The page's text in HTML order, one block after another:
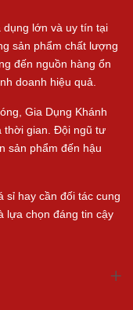
dụng lớn và uy tín tại
sản phẩm chất lượng
đến nguồn hàng ổn
doanh hiệu quả.
Gia Dụng Khánh
thời gian. Đội ngũ tư
sản phẩm đến hậu
sỉ hay cần đối tác cung
lựa chọn đáng tin cậy